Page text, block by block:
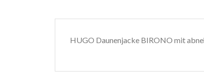
HUGO Daunenjacke BIRONO mit